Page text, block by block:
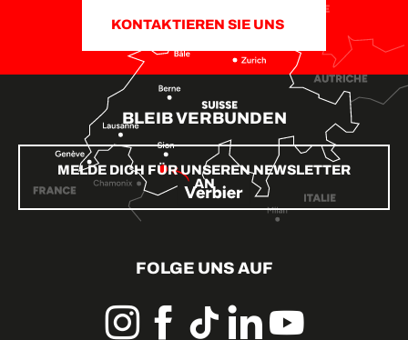
KONTAKTIEREN SIE UNS
BLEIB VERBUNDEN
MELDE DICH FÜR UNSEREN NEWSLETTER
AN
FOLGE UNS AUF